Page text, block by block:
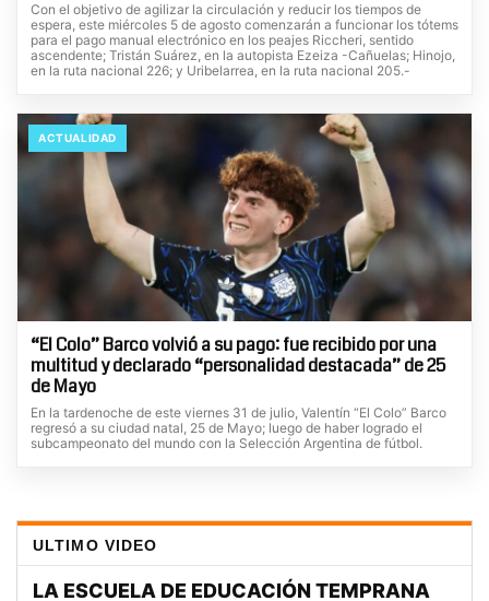
Con el objetivo de agilizar la circulación y reducir los tiempos de
espera, este miércoles 5 de agosto comenzarán a funcionar los tótems
para el pago manual electrónico en los peajes Riccheri, sentido
ascendente; Tristán Suárez, en la autopista Ezeiza -Cañuelas; Hinojo,
en la ruta nacional 226; y Uribelarrea, en la ruta nacional 205.-
ACTUALIDAD
“El Colo” Barco volvió a su pago: fue recibido por una
multitud y declarado “personalidad destacada” de 25
de Mayo
En la tardenoche de este viernes 31 de julio, Valentín “El Colo” Barco
regresó a su ciudad natal, 25 de Mayo; luego de haber logrado el
subcampeonato del mundo con la Selección Argentina de fútbol.
ULTIMO VIDEO